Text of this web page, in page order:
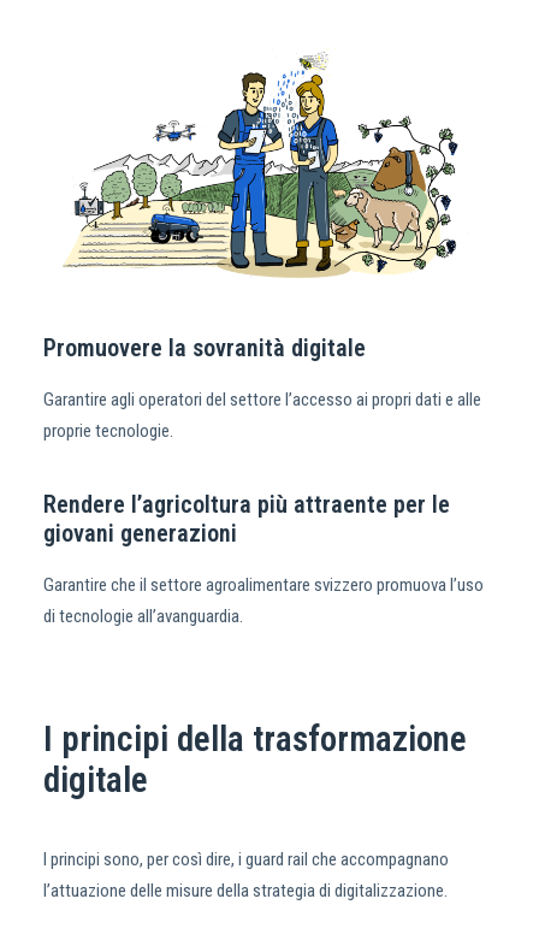
Promuovere la sovranità digitale
Garantire agli operatori del settore l’accesso ai propri dati e alle
proprie tecnologie.
Rendere l’agricoltura più attraente per le
giovani generazioni
Garantire che il settore agroalimentare svizzero promuova l’uso
di tecnologie all’avanguardia.
I principi della trasformazione
digitale
I principi sono, per così dire, i guard rail che accompagnano
l’attuazione delle misure della strategia di digitalizzazione.